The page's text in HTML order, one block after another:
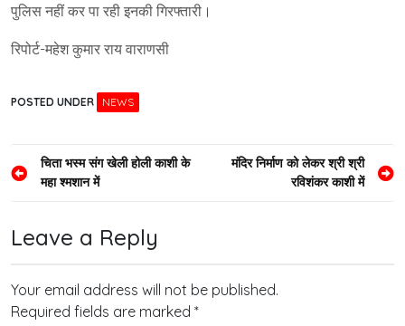
पुलिस नहीं कर पा रही इनकी गिरफ्तारी।
रिपोर्ट-महेश कुमार राय वाराणसी
POSTED UNDER NEWS
Post
navigation
चिता भस्म संग खेली होली काशी के
महा श्मशान में
मंदिर निर्माण को लेकर श्री श्री
रविशंकर काशी में
Leave a Reply
Your email address will not be published.
Required fields are marked *